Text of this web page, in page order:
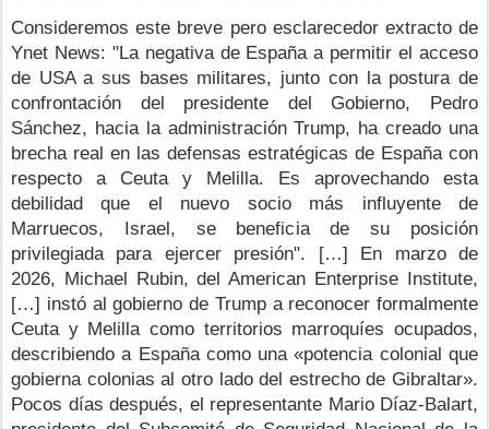
Consideremos este breve pero esclarecedor extracto de
Ynet News: "La negativa de España a permitir el acceso
de USA a sus bases militares, junto con la postura de
confrontación del presidente del Gobierno, Pedro
Sánchez, hacia la administración Trump, ha creado una
brecha real en las defensas estratégicas de España con
respecto a Ceuta y Melilla. Es aprovechando esta
debilidad que el nuevo socio más influyente de
Marruecos, Israel, se beneficia de su posición
privilegiada para ejercer presión". […] En marzo de
2026, Michael Rubin, del American Enterprise Institute,
[…] instó al gobierno de Trump a reconocer formalmente
Ceuta y Melilla como territorios marroquíes ocupados,
describiendo a España como una «potencia colonial que
gobierna colonias al otro lado del estrecho de Gibraltar».
Pocos días después, el representante Mario Díaz-Balart,